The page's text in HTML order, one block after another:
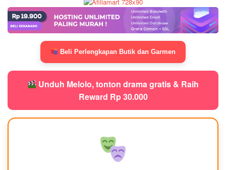
Beli Perlengkapan Butik dan Garmen
Unduh Melolo, tonton drama gratis & Raih
Reward Rp 30.000